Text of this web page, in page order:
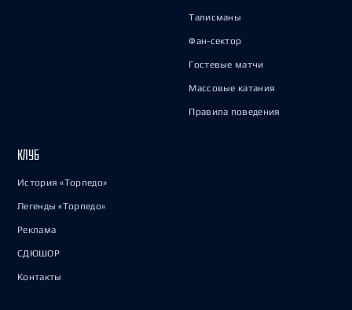
Талисманы
Фан-сектор
Гостевые матчи
Массовые катания
Правила поведения
КЛУБ
История «Торпедо»
Легенды «Торпедо»
Реклама
СДЮШОР
Контакты